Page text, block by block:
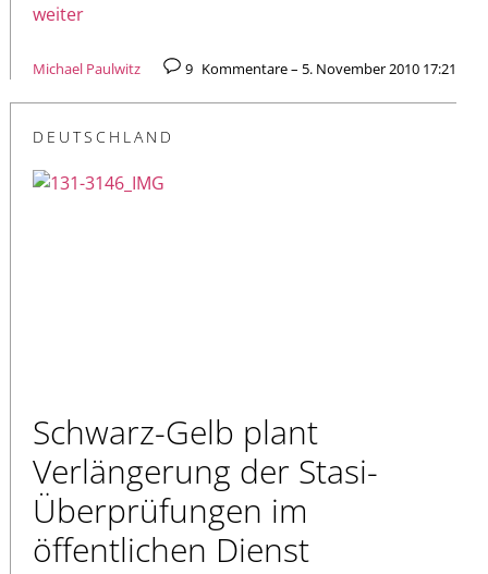
weiter
Michael Paulwitz 9 Kommentare – 5. November 2010 17:21
DEUTSCHLAND
Schwarz-Gelb plant
Verlängerung der Stasi-
Überprüfungen im
öffentlichen Dienst